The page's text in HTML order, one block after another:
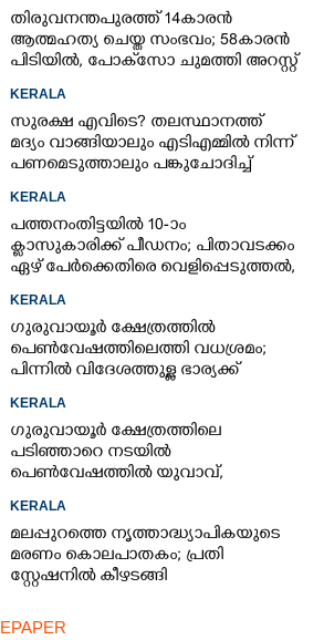
തിരുവനന്തപുരത്ത് 14കാരൻ
ആത്മഹത്യ ചെയ്ത സംഭവം; 58കാരൻ
പിടിയിൽ, പോക്‌സോ ചുമത്തി അറസ്റ്റ്
KERALA
സുരക്ഷ എവിടെ?​ തലസ്ഥാനത്ത്
മദ്യം വാങ്ങിയാലും എടിഎമ്മിൽ നിന്ന്
പണമെടുത്താലും പങ്കുചോദിച്ച്
KERALA
പത്തനംതിട്ടയിൽ 10-ാം
ക്ലാസുകാരിക്ക് പീഡനം; പിതാവടക്കം
ഏഴ് പേർക്കെതിരെ വെളിപ്പെടുത്തൽ,
KERALA
ഗുരുവായൂർ ക്ഷേത്രത്തിൽ
പെൺവേഷത്തിലെത്തി വധശ്രമം;
പിന്നിൽ വിദേശത്തുള്ള ഭാര്യക്ക്
KERALA
ഗുരുവായൂർ ക്ഷേത്രത്തിലെ
പടിഞ്ഞാറെ നടയിൽ
പെൺവേഷത്തിൽ യുവാവ്,​
തെളിഞ്ഞത് വൻഗൂഢാലോചന
KERALA
മലപ്പുറത്തെ നൃത്താദ്ധ്യാപികയുടെ
മരണം കൊലപാതകം; പ്രതി
സ്റ്റേഷനിൽ കീഴടങ്ങി
EPAPER